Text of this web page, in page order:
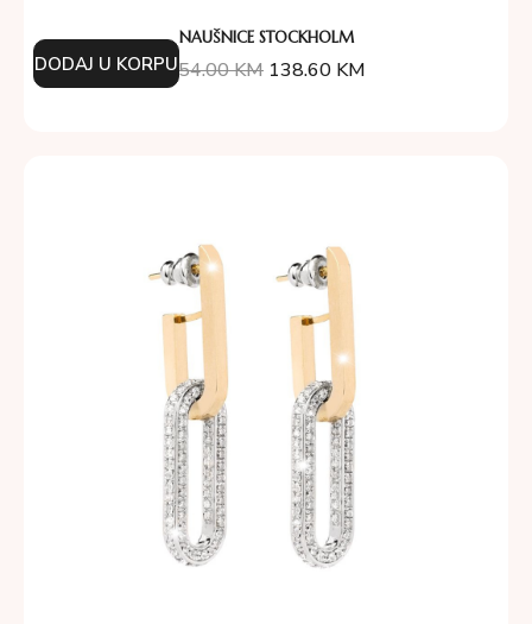
NAUŠNICE STOCKHOLM
154.00KM 138.60 KM
DODAJ U KORPU